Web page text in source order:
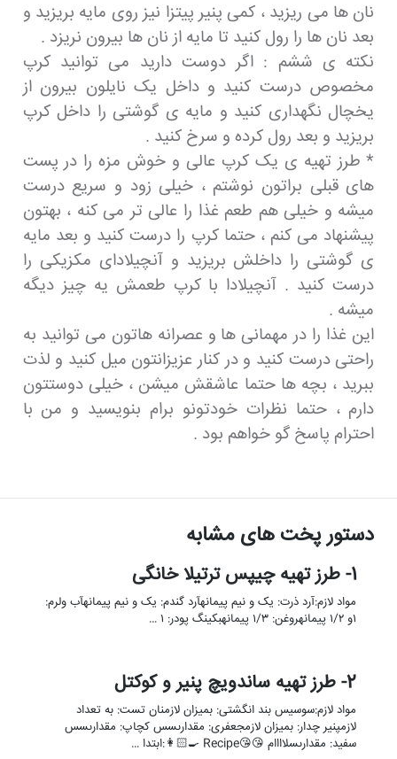
نان ها می ریزید ، کمی پنیر پیتزا نیز روی مایه بریزید و
بعد نان ها را رول کنید تا مایه از نان ها بیرون نریزد .
نکته ی ششم : اگر دوست دارید می توانید کرپ
مخصوص درست کنید و داخل یک نایلون بیرون از
یخچال نگهداری کنید و مایه ی گوشتی را داخل کرپ
بریزید و بعد رول کرده و سرخ کنید .
* طرز تهیه ی یک کرپ عالی و خوش مزه را در پست
های قبلی براتون نوشتم ، خیلی زود و سریع درست
میشه و خیلی هم طعم غذا را عالی تر می کنه ، بهتون
پیشنهاد می کنم ، حتما کرپ را درست کنید و بعد مایه
ی گوشتی را داخلش بریزید و آنچیلادای مکزیکی را
درست کنید . آنچیلادا با کرپ طعمش یه چیز دیگه
میشه .
این غذا را در مهمانی ها و عصرانه هاتون می توانید به
راحتی درست کنید و در کنار عزیزانتون میل کنید و لذت
ببرید ، بچه ها حتما عاشقش میشن ، خیلی دوستتون
دارم ، حتما نظرات خودتونو برام بنویسید و من با
احترام پاسخ گو خواهم بود .
دستور پخت های مشابه
1- طرز تهیه چیپس ترتیلا خانگی
مواد لازم:آرد ذرت: یک و نیم پیمانهآرد گندم: یک و نیم پیمانهآب ولرم:
۱و ۱/۲ پیمانهروغن: ۱/۳ پیمانهبکینگ پودر: ۱ …
2- طرز تهیه ساندویچ پنیر و كوكتل
مواد لازم:سوسیس بند انگشتی: بميزان لازمنان تست: به تعداد
لازمپنیر چدار: بميزان لازمجعفری: مقدارىسس کچاپ: مقدارىسس
سفید: مقدارىسلاااام 😘😘Recipe 👩🏻‍🍳:ابتدا …